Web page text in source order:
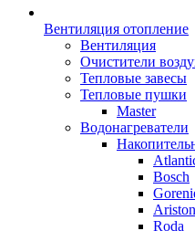
Вентиляция отопление
Вентиляция
Очистители
Тепловые завесы
Тепловые пушки
Master
Водонагреватели
Bosch
Ariston
Roda